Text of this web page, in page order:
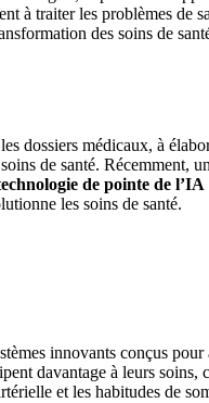
à traiter les problèmes de
des soins de
dossiers médicaux, à
de santé. Récemment,
de pointe de l’IA
les soins de santé.
innovants conçus
davantage à leurs
et les habitudes de